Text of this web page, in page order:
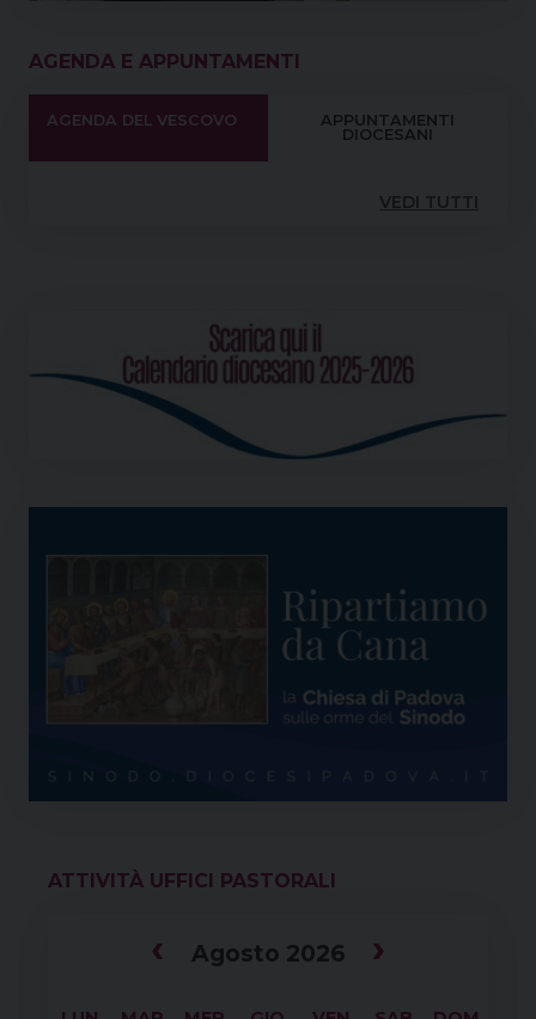
AGENDA E APPUNTAMENTI
AGENDA DEL VESCOVO
APPUNTAMENTI
DIOCESANI
VEDI TUTTI
ATTIVITÀ UFFICI PASTORALI
‹ Agosto 2026 ›